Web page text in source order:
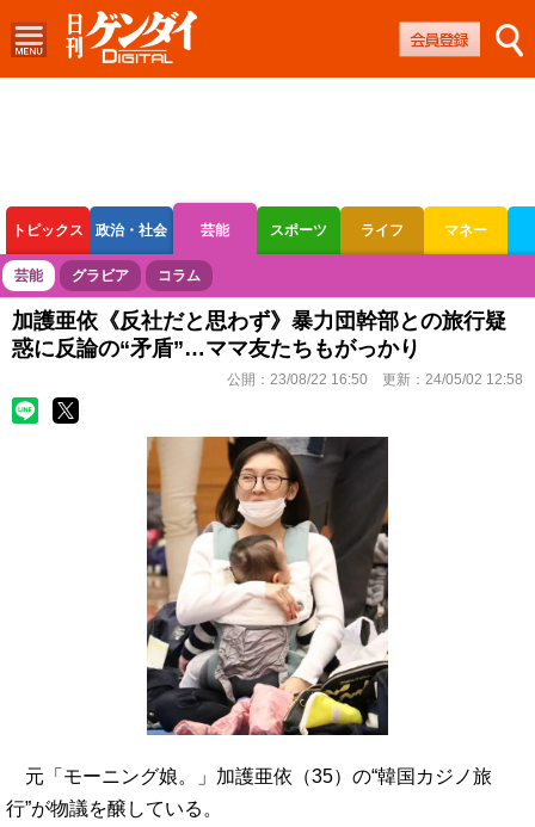
トピックス 政治・社会 芸能 スポーツ ライフ マネー
ボートレース 競輪 オートレース
芸能 グラビア コラム
加護亜依《反社だと思わず》暴力団幹部との旅行疑
惑に反論の“矛盾”…ママ友たちもがっかり
公開： 23/08/22 16:50 更新： 24/05/02 12:58
元「モーニング娘。」加護亜依（35）の“韓国カジノ旅
行”が物議を醸している。